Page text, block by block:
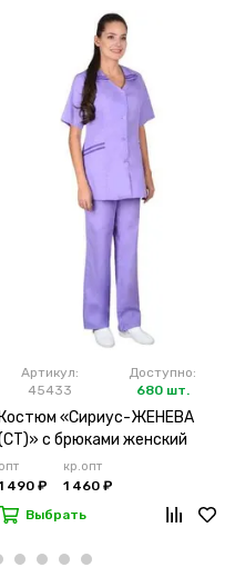
Артикул:
45433
Доступно:
680 шт.
Костюм «Сириус-ЖЕНЕВА
с брюками женский
сиреневый
опт
490 ₽
кр.опт
1 460 ₽
Выбрать